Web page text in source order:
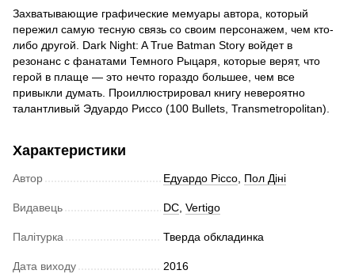
Захватывающие графические мемуары автора, который
пережил самую тесную связь со своим персонажем, чем кто-
либо другой. Dark Night: A True Batman Story войдет в
резонанс с фанатами Темного Рыцаря, которые верят, что
герой в плаще — это нечто гораздо большее, чем все
привыкли думать. Проиллюстрировал книгу невероятно
талантливый Эдуардо Риссо (100 Bullets, Transmetropolitan).
Характеристики
Автор Едуардо Ріссо, Пол Діні
Видавець DC, Vertigo
Палітурка Тверда обкладинка
Дата виходу 2016